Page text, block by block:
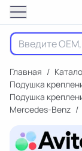
Главная /
Подушка
Подушка
Mercedes-Benz /